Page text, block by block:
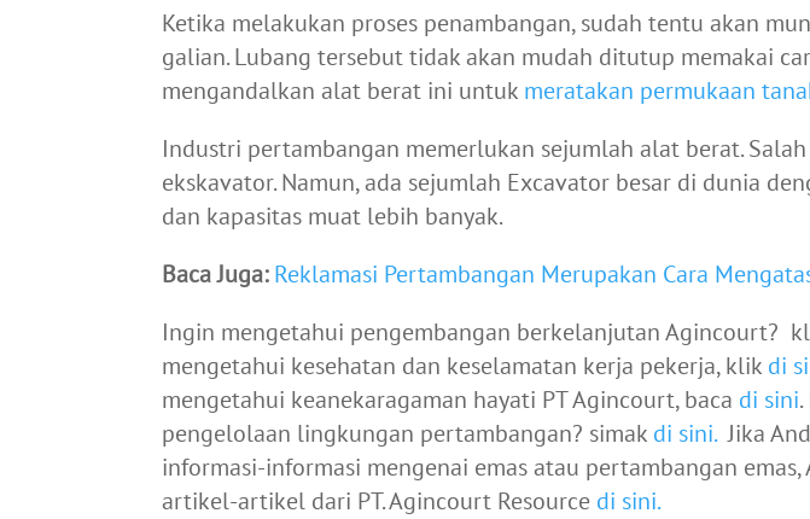
Ketika melakukan proses penambangan, sudah tentu akan
galian. Lubang tersebut tidak akan mudah ditutup memakai
mengandalkan alat berat ini untuk meratakan permukaan
Industri pertambangan memerlukan sejumlah alat berat.
ekskavator. Namun, ada sejumlah Excavator besar di dunia
dan kapasitas muat lebih banyak.
Baca Juga: Reklamasi Pertambangan Merupakan Cara
Ingin mengetahui pengembangan berkelanjutan Agincourt?
mengetahui kesehatan dan keselamatan kerja pekerja, klik di
mengetahui keanekaragaman hayati PT Agincourt, baca di sini
pengelolaan lingkungan pertambangan? simak di sini.Jika
informasi-informasi mengenai emas atau pertambangan emas,
artikel-artikel dari PT. Agincourt Resource di sini.